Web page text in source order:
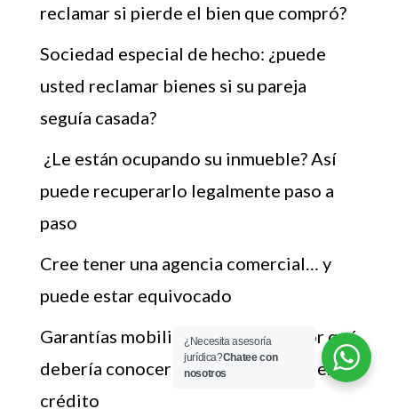
reclamar si pierde el bien que compró?
Sociedad especial de hecho: ¿puede
usted reclamar bienes si su pareja
seguía casada?
¿Le están ocupando su inmueble? Así
puede recuperarlo legalmente paso a
paso
Cree tener una agencia comercial… y
puede estar equivocado
Garantías mobiliarias: qué son y por qué
debería conocerlas si quiere acceder a
crédito
¿Necesita asesoría
jurídica?Chatee con
nosotros